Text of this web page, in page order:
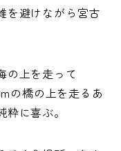
を避けながら宮古
の上を走って
の橋の上を走るあ
に喜ぶ。